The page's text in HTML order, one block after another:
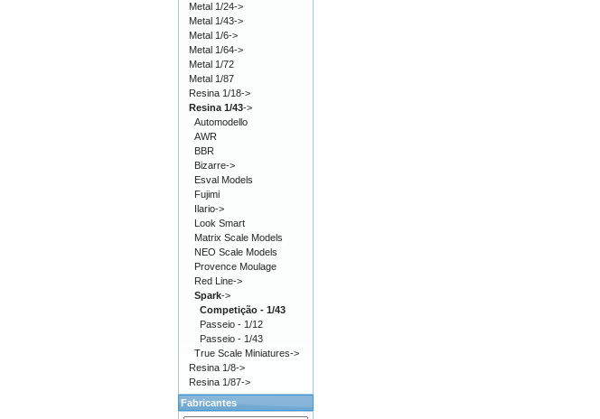
Metal 1/24->
Metal 1/43->
Metal 1/6->
Metal 1/64->
Metal 1/72
Metal 1/87
Resina 1/18->
Resina 1/43->
Automodello
AWR
BBR
Bizarre->
Esval Models
Fujimi
Ilario->
Look Smart
Matrix Scale Models
NEO Scale Models
Provence Moulage
Red Line->
Spark->
Competição - 1/43
Passeio - 1/12
Passeio - 1/43
True Scale Miniatures->
Resina 1/8->
Resina 1/87->
Fabricantes